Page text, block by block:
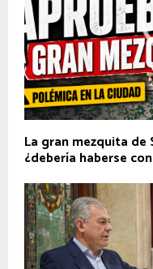
La gran mezquita de
¿debería haberse